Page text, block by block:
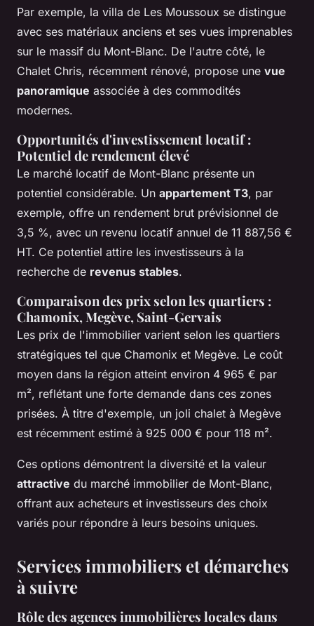
Par exemple, la villa de Les Moussoux se distingue
avec ses matériaux anciens et ses vues imprenables
sur le massif du Mont-Blanc. De l'autre côté, le
Chalet Chris, récemment rénové, propose une vue
panoramique associée à des commodités
modernes.
Opportunités d'investissement locatif :
Potentiel de rendement élevé
Le marché locatif de Mont-Blanc présente un
potentiel considérable. Un appartement T3, par
exemple, offre un rendement brut prévisionnel de
3,5 %, avec un revenu locatif annuel de 11 887,56 €
HT. Ce potentiel attire les investisseurs à la
recherche de revenus stables.
Comparaison des prix selon les quartiers :
Chamonix, Megève, Saint-Gervais
Les prix de l'immobilier varient selon les quartiers
stratégiques tel que Chamonix et Megève. Le coût
moyen dans la région atteint environ 4 965 € par
m², reflétant une forte demande dans ces zones
prisées. À titre d'exemple, un joli chalet à Megève
est récemment estimé à 925 000 € pour 118 m².
Ces options démontrent la diversité et la valeur
attractive du marché immobilier de Mont-Blanc,
offrant aux acheteurs et investisseurs des choix
variés pour répondre à leurs besoins uniques.
Services immobiliers et démarches
à suivre
Rôle des agences immobilières locales dans